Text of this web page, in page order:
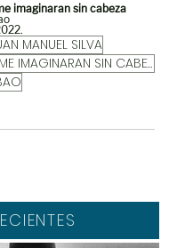
imaginaran sin cabeza
MANUEL SILVA
PREFERIRIA QUE ME IMAGINARAN SIN CABEZA